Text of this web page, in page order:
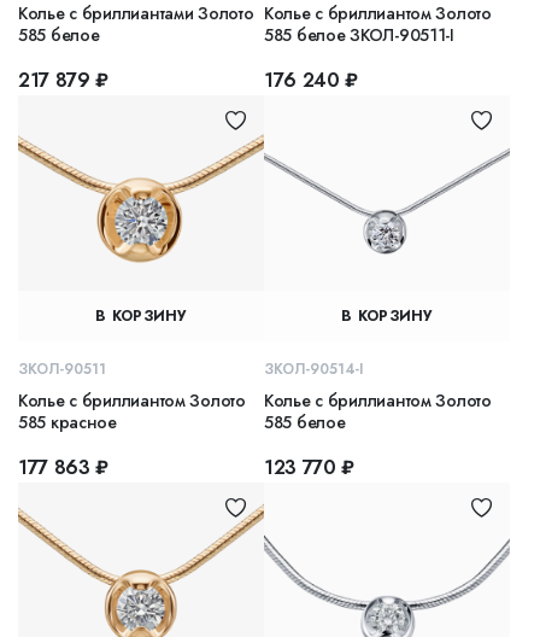
Колье с бриллиантами Золото
585 белое
217 879 ₽
Колье с бриллиантом Золото
585 белое ЗКОЛ-90511-I
176 240 ₽
В КОРЗИНУ
ЗКОЛ-90511
Колье с бриллиантом Золото
585 красное
177 863 ₽
В КОРЗИНУ
ЗКОЛ-90514-I
Колье с бриллиантом Золото
585 белое
123 770 ₽